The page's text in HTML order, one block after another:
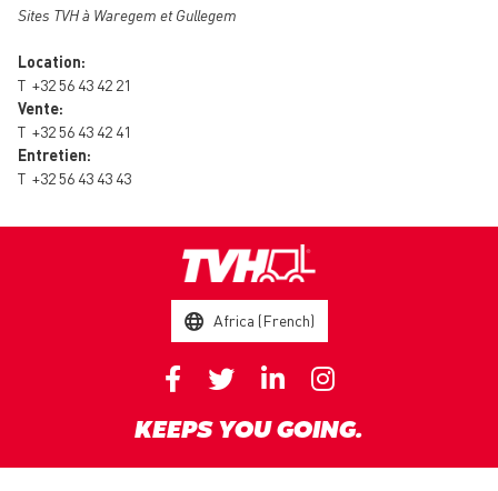
Sites TVH à Waregem et Gullegem
Location:
T +32 56 43 42 21
Vente:
T +32 56 43 42 41
Entretien:
T +32 56 43 43 43
Africa (French)
KEEPS YOU GOING.